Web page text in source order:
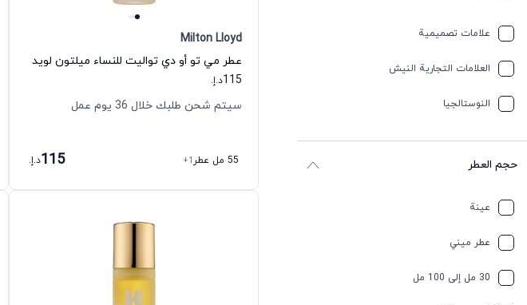
علامات تصميمية
العلامات التجارية النيش
النوستالجيا
حجم العطر
عينة
عطر ميني
30 مل إلى 100 مل
Milton Lloyd
عطر مي تو أو دي تواليت للنساء ميلتون لويد
115د.إ.
سيتم شحن طلبك خلال 36 يوم عمل
55 مل عطر +1
115د.إ.